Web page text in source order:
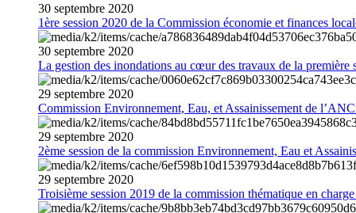
30 septembre 2020
1ère session 2020 de la Commission économie et finances
30 septembre 2020
La gestion des inondations au cœur des travaux de la première
29 septembre 2020
Commission Environnement, Eau, et Assainissement de
29 septembre 2020
2ème session de la commission Environnement, Eau et
29 septembre 2020
Troisième session 2019 de la commission thématique en